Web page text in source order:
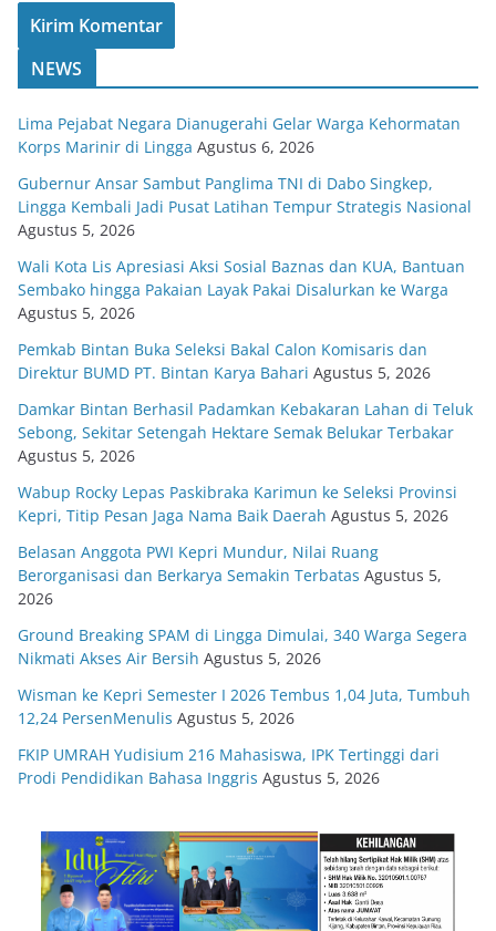
NEWS
Lima Pejabat Negara Dianugerahi Gelar Warga Kehormatan
Korps Marinir di Lingga Agustus 6, 2026
Gubernur Ansar Sambut Panglima TNI di Dabo Singkep,
Lingga Kembali Jadi Pusat Latihan Tempur Strategis Nasional
Agustus 5, 2026
Wali Kota Lis Apresiasi Aksi Sosial Baznas dan KUA, Bantuan
Sembako hingga Pakaian Layak Pakai Disalurkan ke Warga
Agustus 5, 2026
Pemkab Bintan Buka Seleksi Bakal Calon Komisaris dan
Direktur BUMD PT. Bintan Karya Bahari Agustus 5, 2026
Damkar Bintan Berhasil Padamkan Kebakaran Lahan di Teluk
Sebong, Sekitar Setengah Hektare Semak Belukar Terbakar
Agustus 5, 2026
Wabup Rocky Lepas Paskibraka Karimun ke Seleksi Provinsi
Kepri, Titip Pesan Jaga Nama Baik Daerah Agustus 5, 2026
Belasan Anggota PWI Kepri Mundur, Nilai Ruang
Berorganisasi dan Berkarya Semakin Terbatas Agustus 5,
2026
Ground Breaking SPAM di Lingga Dimulai, 340 Warga Segera
Nikmati Akses Air Bersih Agustus 5, 2026
Wisman ke Kepri Semester I 2026 Tembus 1,04 Juta, Tumbuh
12,24 PersenMenulis Agustus 5, 2026
FKIP UMRAH Yudisium 216 Mahasiswa, IPK Tertinggi dari
Prodi Pendidikan Bahasa Inggris Agustus 5, 2026